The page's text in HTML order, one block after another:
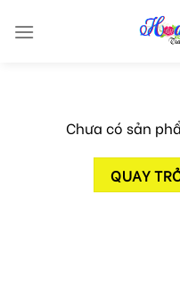
Chưa có sản
QUAY